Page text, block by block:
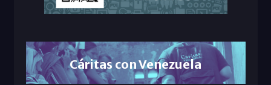
Cáritas con Venezuela